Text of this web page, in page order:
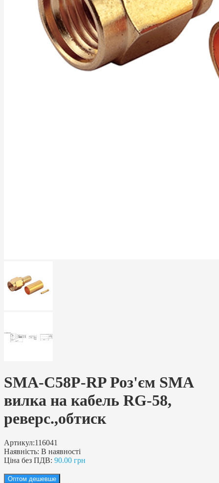
SMA-C58P-RP Роз'єм SMA
вилка на кабель RG-58,
реверс.,обтиск
Артикул:116041
Наявність: В наявності
Ціна без ПДВ: 90.00 грн
Оптом дешевше